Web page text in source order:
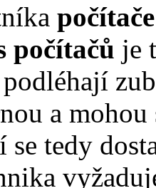
počítače
počítačů je
podléhají
a
se tedy